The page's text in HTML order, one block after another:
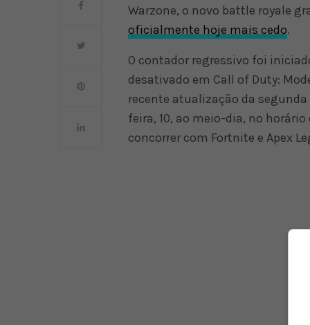
Warzone, o novo battle royale
oficialmente hoje mais cedo.
O contador regressivo foi
desativado em Call of Duty:
recente atualização da
feira, 10, ao meio-dia, no
concorrer com Fortnite e Apex